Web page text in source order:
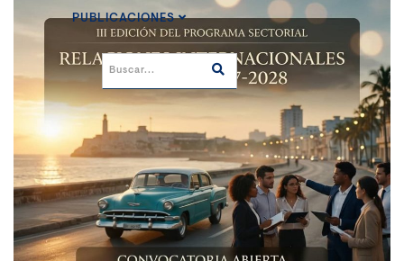
PUBLICACIONES